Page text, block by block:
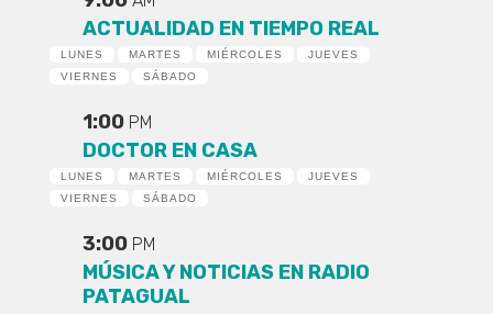
ACTUALIDAD EN TIEMPO REAL
LUNES MARTES MIÉRCOLES
JUEVES
VIERNES
SÁBADO
1:00 PM
DOCTOR EN CASA
LUNES MARTES MIÉRCOLES
JUEVES
VIERNES
SÁBADO
3:00 PM
MÚSICA Y NOTICIAS EN RADIO
PATAGUAL